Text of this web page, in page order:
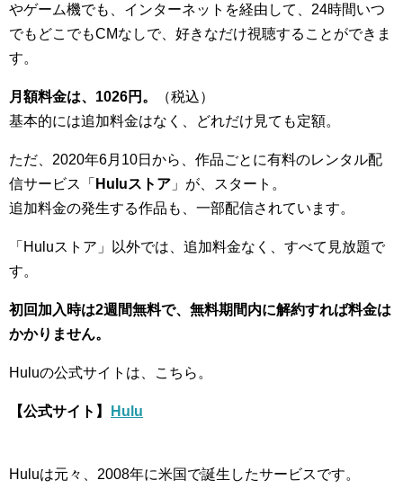
やゲーム機でも、インターネットを経由して、24時間いつ
でもどこでもCMなしで、好きなだけ視聴することができま
す。
月額料金は、1026円。
（税込）
基本的には追加料金はなく、どれだけ見ても定額。
ただ、2020年6月10日から、作品ごとに有料のレンタル配
信サービス「 Huluストア 」が、スタート。
追加料金の発生する作品も、一部配信されています。
「Huluストア」以外では、追加料金なく、すべて見放題で
す。
初回加入時は2週間無料で、無料期間内に解約すれば料金は
かかりません。
Huluの公式サイトは、こちら。
【公式サイト】 Hulu
Huluは元々、2008年に米国で誕生したサービスです。